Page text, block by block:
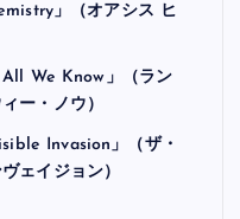
」（オアシス ヒ
We Know」（ラン
ー・ノウ）
Invasion」（ザ・
ェイジョン）